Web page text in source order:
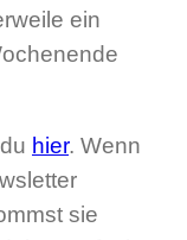
ein
hier. Wenn
sie